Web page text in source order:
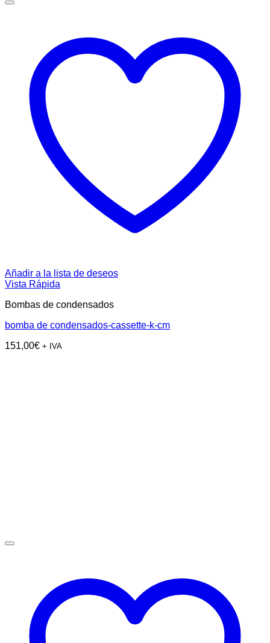
Añadir a la lista de deseos
Vista Rápida
Bombas de condensados
bomba de condensados-cassette-k-cm
151,00€ + IVA